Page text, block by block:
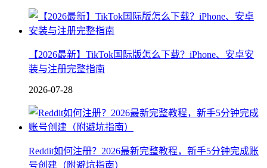
【2026最新】TikTok国际版怎么下载？iPhone、安卓安
装与注册完整指南
2026-07-28
Reddit如何注册？2026最新完整教程，新手5分钟完成账
号创建（附避坑指南）